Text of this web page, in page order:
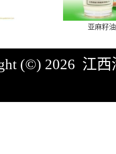
亚麻籽
(©) 2026 江西